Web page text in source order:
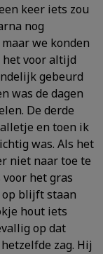
keer iets zou
nog
we konden
het voor altijd
gebeurd
dagen
De derde
en toen ik
was. Als het
niet naar toe te
voor het gras
op blijft staan
hout iets
op dat
zag. Hij